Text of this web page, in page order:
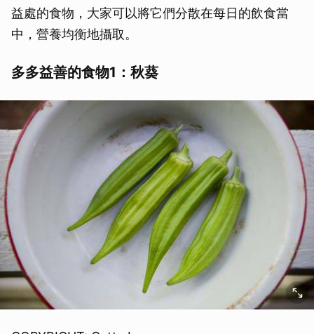
益處的食物，大家可以將它們分散在每日的飲食當
中，營養均衡地攝取。
多多益善的食物1：秋葵